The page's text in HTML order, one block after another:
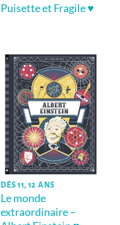
Puisette et Fragile ♥
DÈS 11, 12 ANS
Le monde
extraordinaire –